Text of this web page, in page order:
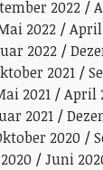
2022
2022 April
2022
2021
2021 April
2021
2020
Juni